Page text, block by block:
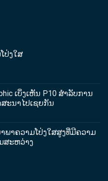
ປ່ງໃສ
ເບິ່ງເຫັນ P10 ສໍາລັບການ
ະນາໄປເຊຍກັນ
ພາຄວາມໂປ່ງໃສສູງທີ່ມີຄວາມ
ສະຫວ່າງ